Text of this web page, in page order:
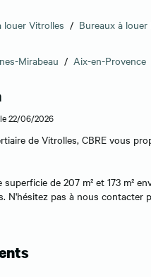
louer Vitrolles / Bureaux à
Mirabeau / Aix-en-Provence
22/06/2026
de Vitrolles, CBRE vous
superficie de 207 m² et 173 m²
N'hésitez pas à nous